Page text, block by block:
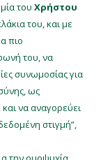
τουΧρήστου
του, και με
πιο
του, να
συνωμοσίας για
ως
να αναγορεύει
στιγμή”,